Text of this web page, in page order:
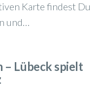
Karte findest Du
und…
– Lübeck spielt